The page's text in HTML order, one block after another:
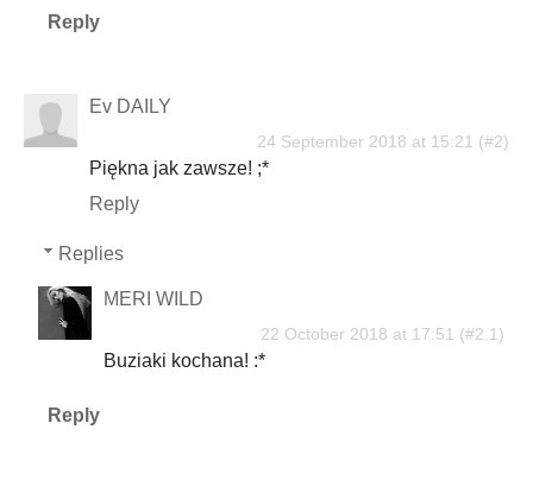
Reply
Ev DAILY
24 September 2018 at 15:21
Piękna jak zawsze! ;*
Reply
Replies
MERI WILD
22 October 2018 at 17:51
Buziaki kochana! :*
Reply